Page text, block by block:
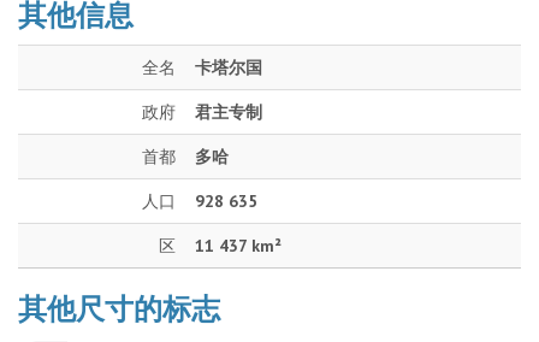
其他信息
全名 卡塔尔国
政府 君主专制
首都 多哈
人口 928 635
区 11 437 km²
其他尺寸的标志